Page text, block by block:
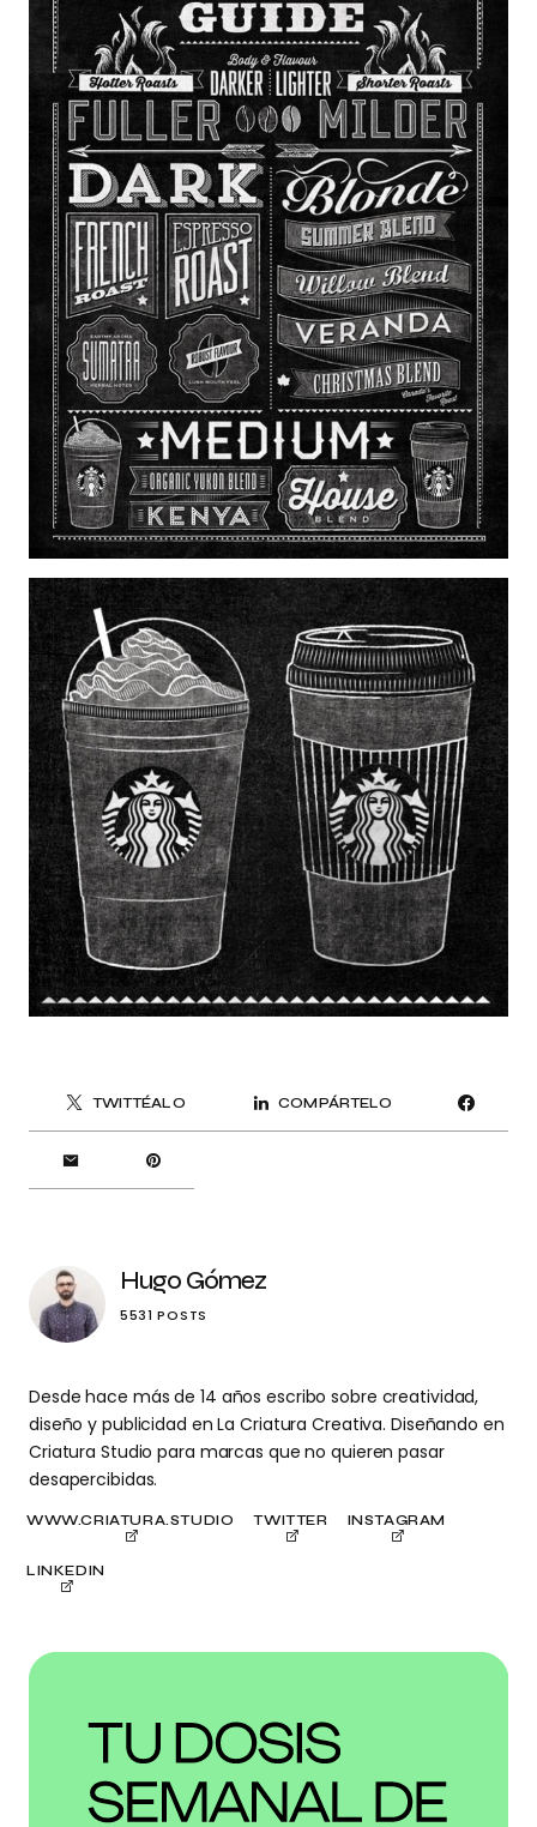
TWITTÉALO COMPÁRTELO
Hugo Gómez
5531 POSTS
Desde hace más de 14 años escribo sobre creatividad,
diseño y publicidad en La Criatura Creativa. Diseñando en
Criatura Studio para marcas que no quieren pasar
desapercibidas.
WWW.CRIATURA.STUDIO TWITTER INSTAGRAM
LINKEDIN